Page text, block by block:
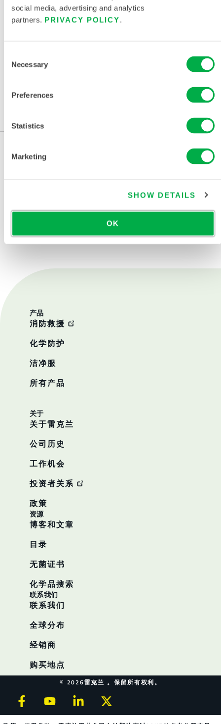
social media, advertising and analytics
partners. PRIVACY POLICY.
Selection
Necessary
Preferences
Statistics
Marketing
SHOW DETAILS
OK
INTERCEPTOR® PLUS A 级全封闭防化服（前入
式）
联系我们
产品
消防救援
化学防护
洁净服
所有产品
关于
关于雷克兰
公司历史
工作机会
投资者关系
政策
资源
博客和文章
目录
无菌证书
化学品搜索
联系我们
联系我们
全球分布
经销商
购买地点
© 2026雷克兰 。保留所有权利。